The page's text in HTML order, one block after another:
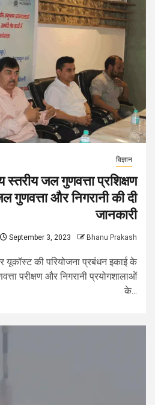
विज्ञान
स्तरीय जल गुणवत्ता प्रशिक्षण
गुणवत्ता और निगरानी की दी
जानकारी
September 3, 2023 Bhanu Prakash
की परियोजना प्रबंधन इकाई के
परीक्षण और निगरानी प्रयोगशालाओं
के...